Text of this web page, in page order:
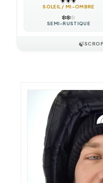
SOLEIL / MI-OMBRE
❄️❄️❄️
SEMI-RUSTIQUE
🍃